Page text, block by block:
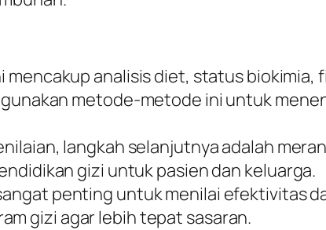
mencakup analisis diet, status
metode-metode ini untuk
langkah selanjutnya adalah
gizi untuk pasien dan keluarga.
penting untuk menilai efektivitas
gizi agar lebih tepat sasaran.